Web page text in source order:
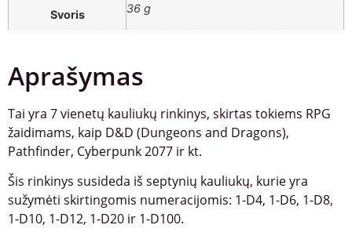
Svoris 36 g
Aprašymas
Tai yra 7 vienetų kauliukų rinkinys, skirtas tokiems RPG
žaidimams, kaip D&D (Dungeons and Dragons),
Pathfinder, Cyberpunk 2077 ir kt.
Šis rinkinys susideda iš septynių kauliukų, kurie yra
sužymėti skirtingomis numeracijomis: 1-D4, 1-D6, 1-D8,
1-D10, 1-D12, 1-D20 ir 1-D100.